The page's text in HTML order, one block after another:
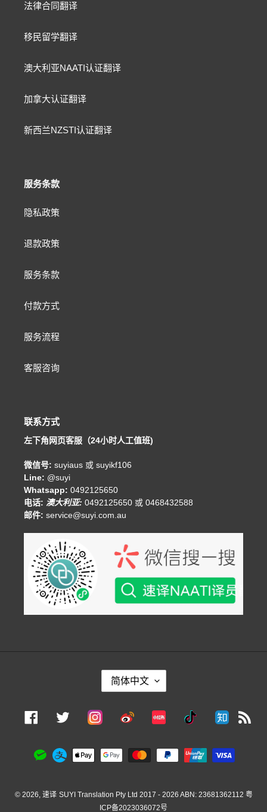
法律合同翻译
移民留学翻译
澳大利亚NAATI认证翻译
加拿大认证翻译
新西兰NZSTI认证翻译
服务条款
隐私政策
退款政策
服务条款
付款方式
服务流程
客服咨询
联系方式
左下角网页客服（24小时人工值班)
微信号: suyiaus 或 suyikf106
Line: @suyi
Whatsapp: 0492125650
电话: 澳大利亚: 0492125650 或 0468432588
邮件: service@suyi.com.au
语
言
简体中文
Facebook Twitter InstagramWeibo Xiaohongshu
Douyin Zhihu
支
付
© 2026, 速译 SUYI Translation Pty Ltd 2017 - 2026 ABN: 23681362112 粤
ICP备2023036072号